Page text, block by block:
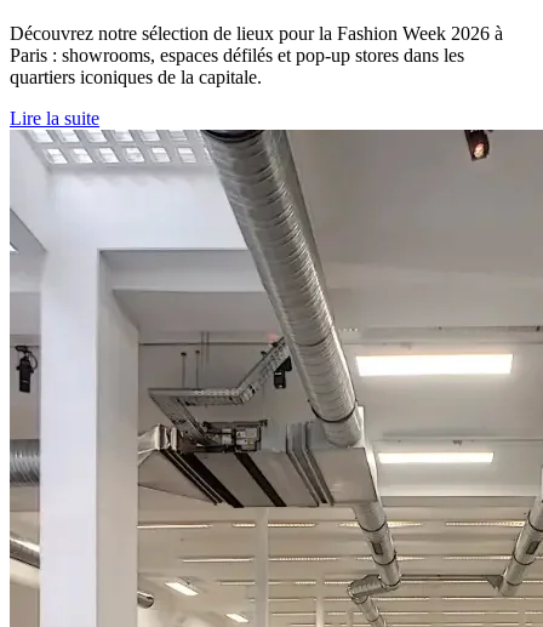
Découvrez notre sélection de lieux pour la Fashion Week 2026 à
Paris : showrooms, espaces défilés et pop-up stores dans les
quartiers iconiques de la capitale.
Lire la suite